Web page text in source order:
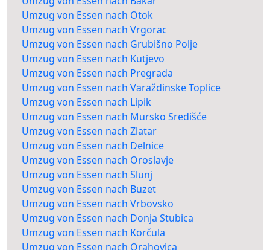
Umzug von Essen nach Otok
Umzug von Essen nach Vrgorac
Umzug von Essen nach Grubišno Polje
Umzug von Essen nach Kutjevo
Umzug von Essen nach Pregrada
Umzug von Essen nach Varaždinske Toplice
Umzug von Essen nach Lipik
Umzug von Essen nach Mursko Središće
Umzug von Essen nach Zlatar
Umzug von Essen nach Delnice
Umzug von Essen nach Oroslavje
Umzug von Essen nach Slunj
Umzug von Essen nach Buzet
Umzug von Essen nach Vrbovsko
Umzug von Essen nach Donja Stubica
Umzug von Essen nach Korčula
Umzug von Essen nach Orahovica